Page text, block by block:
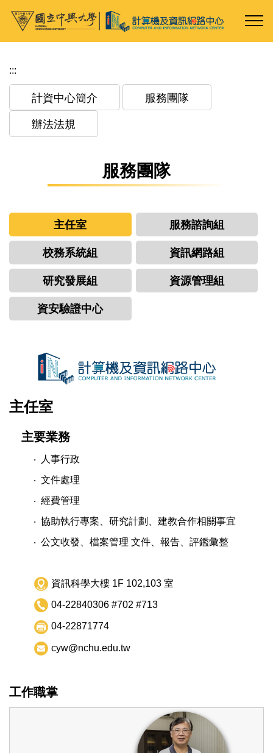
跳
內
容
:::
計資中心簡介 服務團隊
辦法法規
服務團隊
主任室 服務諮詢組
校務系統組 資訊網路組
研究發展組 資源管理組
資安驗證中心
主任室
主要業務
‧ 人事行政
‧ 文件處理
‧ 經費管理
‧ 協助執行專案、研究計劃、建教合作相關事宜
‧ 公文收發、檔案管理 文件、報告、評鑑彙整
資訊科學大樓 1F 102,103 室
04-22840306 #702 #713
04-22871774
cyw@nchu.edu.tw
工作職掌